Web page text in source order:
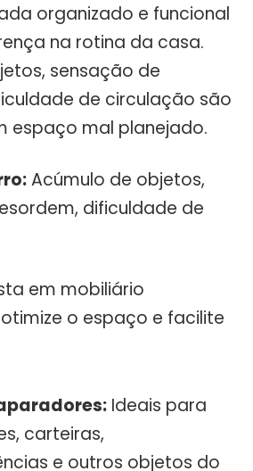
organizado e funcional
na rotina da casa.
sensação de
de circulação são
espaço mal planejado.
Acúmulo de objetos,
dificuldade de
em mobiliário
o espaço e facilite
Ideais para
carteiras,
e outros objetos do